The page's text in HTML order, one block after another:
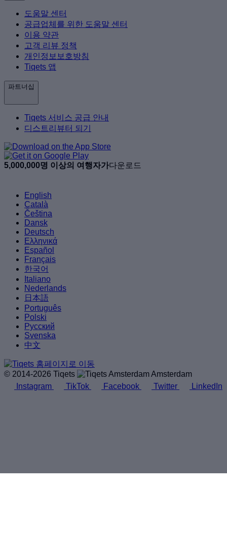
도움말 센터
공급업체를 위한 도움말 센터
이용 약관
고객 리뷰 정책
개인정보보호방침
Tiqets 앱
파트너십
Tiqets 서비스 공급 안내
디스트리뷰터 되기
5,000,000명 이상의 여행자가다운로드
English
Català
Čeština
Dansk
Deutsch
Ελληνικά
Español
Français
한국어
Italiano
Nederlands
日本語
Português
Polski
Русский
Svenska
中文
© 2014-2026 Tiqets
Amsterdam
Instagram
TikTok Facebook Twitter LinkedIn